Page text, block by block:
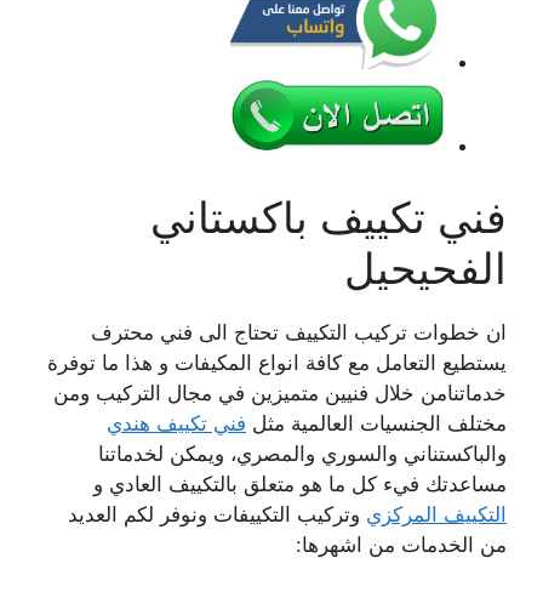
فني تكييف باكستاني
الفحيحيل
ان خطوات تركيب التكييف تحتاج الى فني محترف
يستطيع التعامل مع كافة انواع المكيفات و هذا ما توفرة
خدماتنامن خلال فنيين متميزين في مجال التركيب ومن
مختلف الجنسيات العالمية مثل فني تكييف هندي
والباكستناني والسوري والمصري، ويمكن لخدماتنا
مساعدتك فيء كل ما هو متعلق بالتكييف العادي و
التكييف المركزي وتركيب التكييفات ونوفر لكم العديد
من الخدمات من اشهرها: